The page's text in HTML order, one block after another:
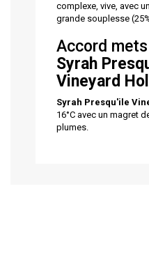
complexe, vive, avec
grande souplesse
Accord
Syrah
Vineyard
Syrah Presqu'ile
16°C avec un magret
plumes.